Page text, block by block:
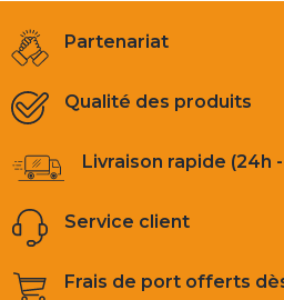
Partenariat
Qualité des produits
Livraison rapide (24h
Service client
Frais de port offerts